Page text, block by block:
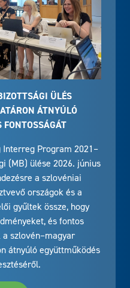
ÜLÉS
ÁTNYÚLÓ
FONTOSSÁGÁT
Program 2021–
(MB) ülése 2026. június
a szlovéniai
országok és a
gyűltek össze, hogy
és fontos
szlovén–magyar
átnyúló együttműködés